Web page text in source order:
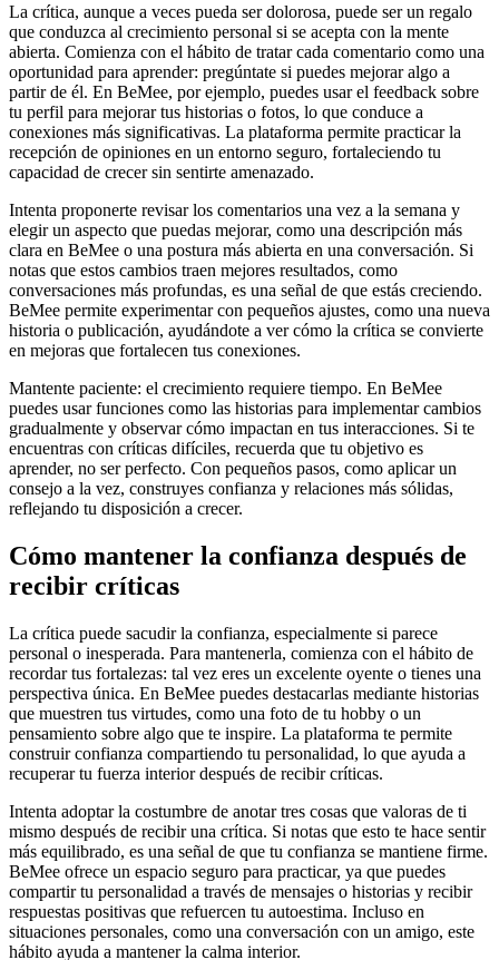
La crítica, aunque a veces pueda ser dolorosa, puede ser un regalo
que conduzca al crecimiento personal si se acepta con la mente
abierta. Comienza con el hábito de tratar cada comentario como una
oportunidad para aprender: pregúntate si puedes mejorar algo a
partir de él. En BeMee, por ejemplo, puedes usar el feedback sobre
tu perfil para mejorar tus historias o fotos, lo que conduce a
conexiones más significativas. La plataforma permite practicar la
recepción de opiniones en un entorno seguro, fortaleciendo tu
capacidad de crecer sin sentirte amenazado.
Intenta proponerte revisar los comentarios una vez a la semana y
elegir un aspecto que puedas mejorar, como una descripción más
clara en BeMee o una postura más abierta en una conversación. Si
notas que estos cambios traen mejores resultados, como
conversaciones más profundas, es una señal de que estás creciendo.
BeMee permite experimentar con pequeños ajustes, como una nueva
historia o publicación, ayudándote a ver cómo la crítica se convierte
en mejoras que fortalecen tus conexiones.
Mantente paciente: el crecimiento requiere tiempo. En BeMee
puedes usar funciones como las historias para implementar cambios
gradualmente y observar cómo impactan en tus interacciones. Si te
encuentras con críticas difíciles, recuerda que tu objetivo es
aprender, no ser perfecto. Con pequeños pasos, como aplicar un
consejo a la vez, construyes confianza y relaciones más sólidas,
reflejando tu disposición a crecer.
Cómo mantener la confianza después de
recibir críticas
La crítica puede sacudir la confianza, especialmente si parece
personal o inesperada. Para mantenerla, comienza con el hábito de
recordar tus fortalezas: tal vez eres un excelente oyente o tienes una
perspectiva única. En BeMee puedes destacarlas mediante historias
que muestren tus virtudes, como una foto de tu hobby o un
pensamiento sobre algo que te inspire. La plataforma te permite
construir confianza compartiendo tu personalidad, lo que ayuda a
recuperar tu fuerza interior después de recibir críticas.
Intenta adoptar la costumbre de anotar tres cosas que valoras de ti
mismo después de recibir una crítica. Si notas que esto te hace sentir
más equilibrado, es una señal de que tu confianza se mantiene firme.
BeMee ofrece un espacio seguro para practicar, ya que puedes
compartir tu personalidad a través de mensajes o historias y recibir
respuestas positivas que refuercen tu autoestima. Incluso en
situaciones personales, como una conversación con un amigo, este
hábito ayuda a mantener la calma interior.